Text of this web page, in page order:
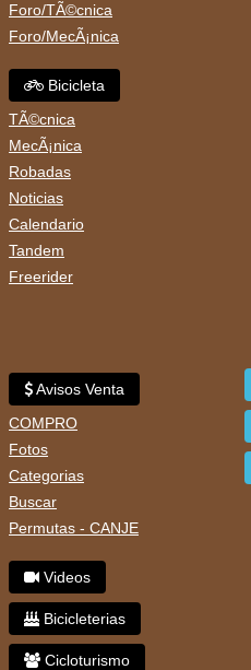
Foro/TÃ©cnica
Foro/MecÃ¡nica
Bicicleta
TÃ©cnica
MecÃ¡nica
Robadas
Noticias
Calendario
Tandem
Freerider
Avisos Venta
COMPRO
Fotos
Categorias
Buscar
Permutas - CANJE
Videos
Bicicleterias
Cicloturismo